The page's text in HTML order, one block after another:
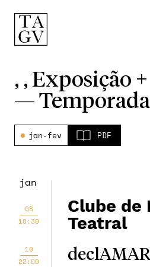
, , Exposição
—
jan-fev PDF
jan
08
18:30
Clube de
Teatral
10
22:00